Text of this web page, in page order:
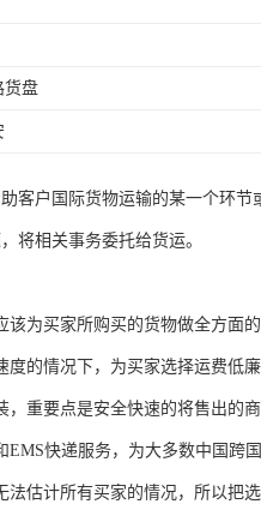
货盘
客户国际货物运输的某一个环
将相关事务委托给货运。
该为买家所购买的货物做全方面
的情况下，为买家选择运费低廉
重要点是安全快速的将售出的商
快递服务，为大多数中国跨
法估计所有买家的情况，所以把